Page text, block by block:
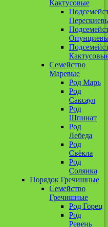
Кактусовые
Семейство
Маревые
Род Марь
Род
Саксаул
Род
Шпинат
Род
Лебеда
Род
Свёкла
Род
Солянка
Порядок Гречишные
Семейство
Гречишные
Род Горец
Род
Ревень